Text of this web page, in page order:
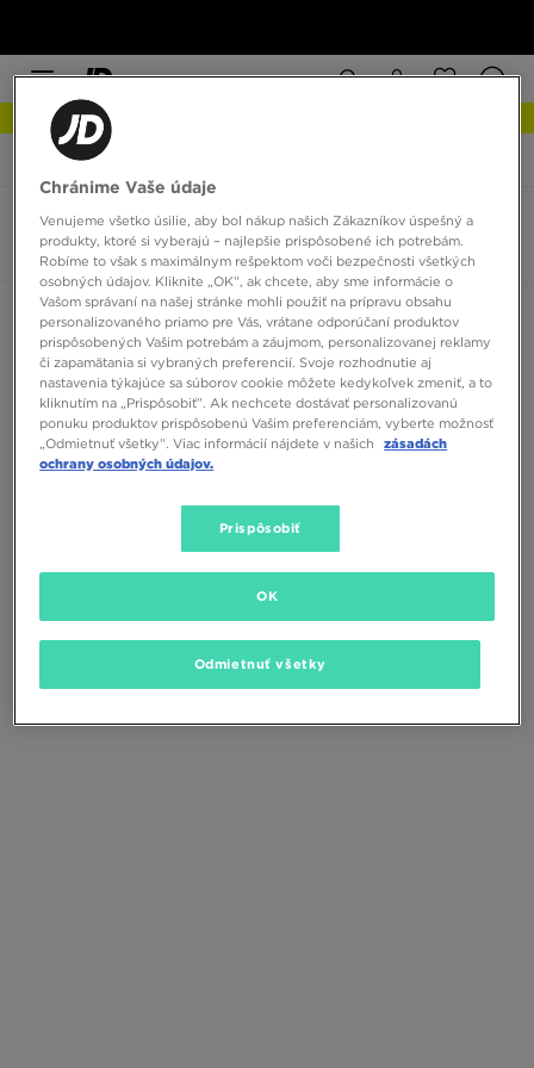
JD Sports Nike Heritage
Nike Heritage
0 produktov
Zoradiť:Odporúčané Filtrovať
Žiadne produkty na zobrazenie
Zmeňte kritériá vyhľadávania alebo
odstráňte vybrané filtre
Chránime Vaše údaje
Venujeme všetko úsilie, aby bol nákup našich Zákazníkov úspešný a
produkty, ktoré si vyberajú – najlepšie prispôsobené ich potrebám.
Robíme to však s maximálnym rešpektom voči bezpečnosti všetkých
osobných údajov. Kliknite „OK”, ak chcete, aby sme informácie o
Vašom správaní na našej stránke mohli použiť na prípravu obsahu
personalizovaného priamo pre Vás, vrátane odporúčaní produktov
prispôsobených Vašim potrebám a záujmom, personalizovanej reklamy
či zapamätania si vybraných preferencií. Svoje rozhodnutie aj
nastavenia týkajúce sa súborov cookie môžete kedykoľvek zmeniť, a to
kliknutím na „Prispôsobiť”. Ak nechcete dostávať personalizovanú
ponuku produktov prispôsobenú Vašim preferenciám, vyberte možnosť
„Odmietnuť všetky”. Viac informácií nájdete v našich
zásadách
ochrany osobných údajov.
Prispôsobiť
Odmietnuť všetky
OK